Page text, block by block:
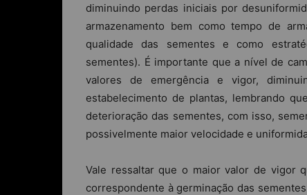
diminuindo perdas iniciais por
armazenamento bem como tempo de
qualidade das sementes e como
sementes). É importante que a nível de
valores de emergência e vigor,
estabelecimento de plantas, lembrando
deterioração das sementes, com isso,
possivelmente maior velocidade e
Vale ressaltar que o maior valor de vigor
correspondente à germinação das